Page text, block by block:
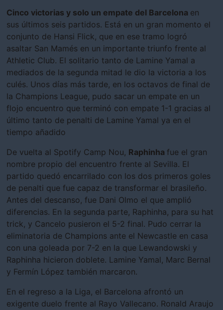
Cinco victorias y solo un empate del Barcelona en
sus últimos seis partidos. Está en un gran momento el
conjunto de Hansi Flick, que en ese tramo logró
asaltar San Mamés en un importante triunfo frente al
Athletic Club. El solitario tanto de Lamine Yamal a
mediados de la segunda mitad le dio la victoria a los
culés. Unos días más tarde, en los octavos de final de
la Champions League, pudo sacar un empate en un
flojo encuentro que terminó con empate 1-1 gracias al
último tanto de penalti de Lamine Yamal ya en el
tiempo añadido
De vuelta al Spotify Camp Nou, Raphinha fue el gran
nombre propio del encuentro frente al Sevilla. El
partido quedó encarrilado con los dos primeros goles
de penalti que fue capaz de transformar el brasileño.
Antes del descanso, fue Dani Olmo el que amplió
diferencias. En la segunda parte, Raphinha, para su hat
trick, y Cancelo pusieron el 5-2 final. Pudo cerrar la
eliminatoria de Champions ante el Newcastle en casa
con una goleada por 7-2 en la que Lewandowski y
Raphinha hicieron doblete. Lamine Yamal, Marc Bernal
y Fermín López también marcaron.
En el regreso a la Liga, el Barcelona afrontó un
exigente duelo frente al Rayo Vallecano. Ronald Araujo